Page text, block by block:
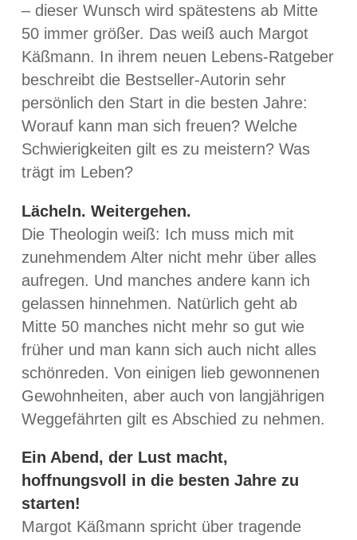
– dieser Wunsch wird spätestens ab Mitte
50 immer größer. Das weiß auch Margot
Käßmann. In ihrem neuen Lebens-Ratgeber
beschreibt die Bestseller-Autorin sehr
persönlich den Start in die besten Jahre:
Worauf kann man sich freuen? Welche
Schwierigkeiten gilt es zu meistern? Was
trägt im Leben?
Lächeln. Weitergehen.
Die Theologin weiß: Ich muss mich mit
zunehmendem Alter nicht mehr über alles
aufregen. Und manches andere kann ich
gelassen hinnehmen. Natürlich geht ab
Mitte 50 manches nicht mehr so gut wie
früher und man kann sich auch nicht alles
schönreden. Von einigen lieb gewonnenen
Gewohnheiten, aber auch von langjährigen
Weggefährten gilt es Abschied zu nehmen.
Ein Abend, der Lust macht,
hoffnungsvoll in die besten Jahre zu
starten!
Margot Käßmann spricht über tragende